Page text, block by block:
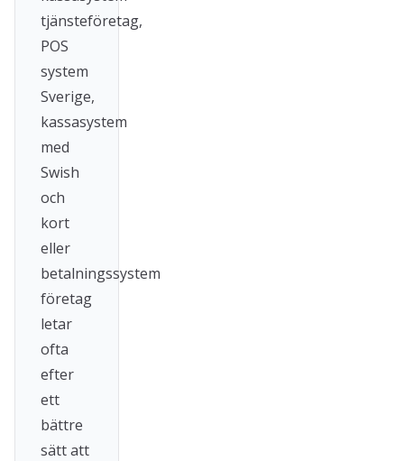
tjänsteföretag,
POS
system
Sverige,
kassasystem
med
Swish
och
kort
eller
betalningssystem
företag
letar
ofta
efter
ett
bättre
sätt att